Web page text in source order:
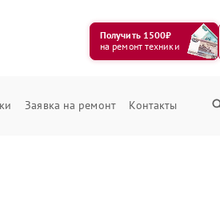
Получить 1500₽
на ремонт техники
Заявка на ремонт Контакты